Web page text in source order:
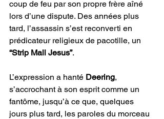
coup de feu par son propre frère aîné
lors d’une dispute. Des années plus
tard, l’assassin s’est reconverti en
prédicateur religieux de pacotille, un
“Strip Mall Jesus”.
L’expression a hanté Deering,
s’accrochant à son esprit comme un
fantôme, jusqu’à ce que, quelques
jours plus tard, les paroles du morceau